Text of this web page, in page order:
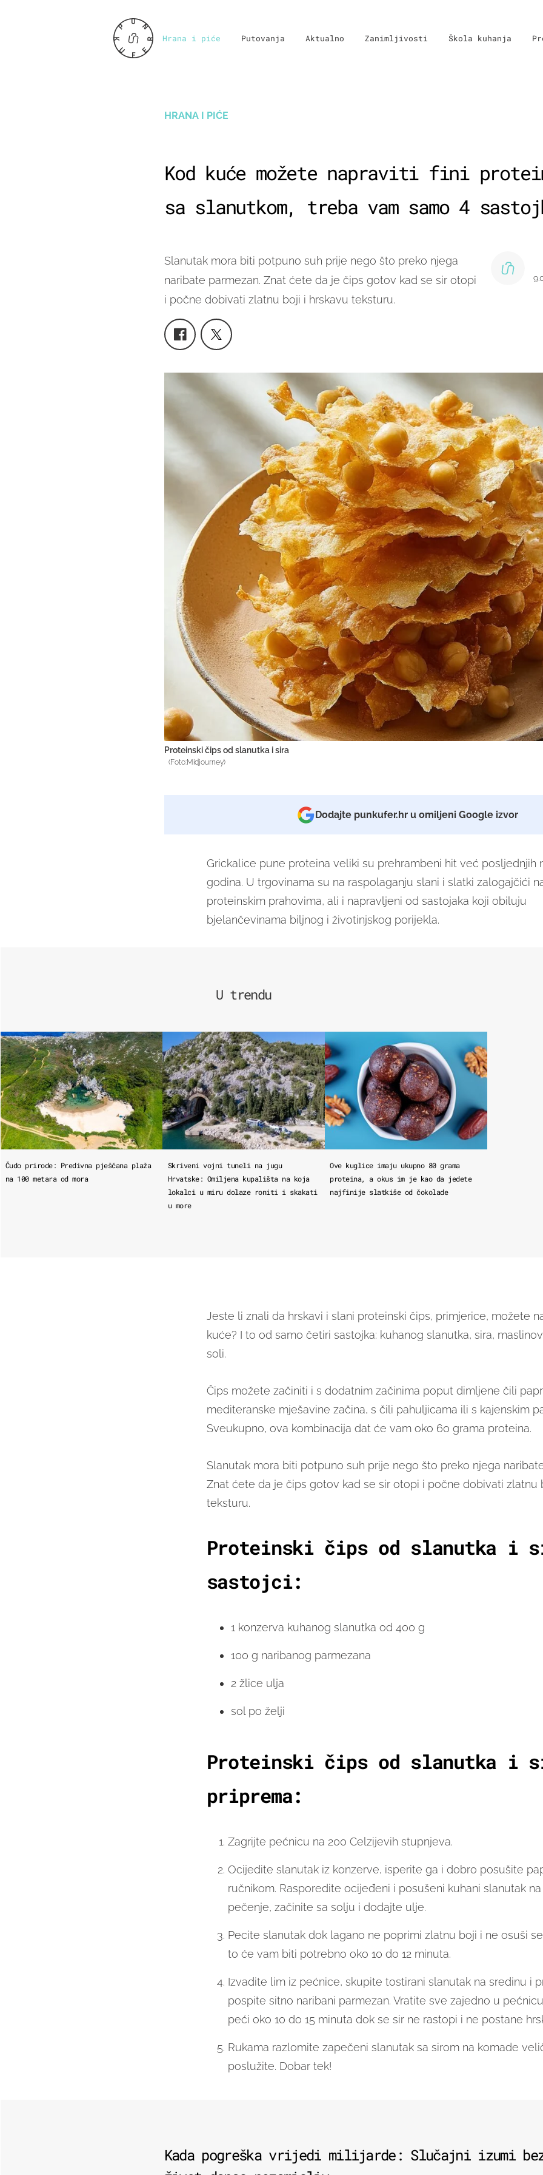
Hrana i piće Putovanja Aktualno Zanimljivosti Škola kuhanja
HRANA I PIĆE
Kod kuće možete napraviti fini
sa slanutkom, treba vam samo 4
Slanutak mora biti potpuno suh prije nego što preko njega
naribate parmezan. Znat ćete da je čips gotov kad se sir otopi
i počne dobivati zlatnu boji i hrskavu teksturu.
Proteinski čips od slanutka i sira
(Foto:Midjourney)
Dodajte punkufer.hr u omiljeni Google izvor
Grickalice pune proteina veliki su prehrambeni hit već posljednjih
godina. U trgovinama su na raspolaganju slani i slatki zalogajčići
proteinskim prahovima, ali i napravljeni od sastojaka koji obiluju
bjelančevinama biljnog i životinjskog porijekla.
U trendu
Čudo prirode: Predivna pješčana plaža
na 100 metara od mora
Skriveni vojni tuneli na jugu
Hrvatske: Omiljena kupališta na koja
lokalci u miru dolaze roniti i skakati
u more
Ove kuglice imaju ukupno 80 grama
proteina, a okus im je kao da jedete
najfinije slatkiše od čokolade
Jeste li znali da hrskavi i slani proteinski čips, primjerice, možete
kuće? I to od samo četiri sastojka: kuhanog slanutka, sira,
soli.
Čips možete začiniti i s dodatnim začinima poput dimljene čili
mediteranske mješavine začina, s čili pahuljicama ili s kajenskim
Sveukupno, ova kombinacija dat će vam oko 60 grama proteina.
Slanutak mora biti potpuno suh prije nego što preko njega
Znat ćete da je čips gotov kad se sir otopi i počne dobivati zlatnu
teksturu.
Proteinski čips od slanutka i
sastojci:
1 konzerva kuhanog slanutka od 400 g
100 g naribanog parmezana
2 žlice ulja
sol po želji
Proteinski čips od slanutka i
priprema:
Zagrijte pećnicu na 200 Celzijevih stupnjeva.
Ocijedite slanutak iz konzerve, isperite ga i dobro posušite
ručnikom. Rasporedite ocijeđeni i posušeni kuhani slanutak
pečenje, začinite sa solju i dodajte ulje.
Pecite slanutak dok lagano ne poprimi zlatnu boji i ne osuši
to će vam biti potrebno oko 10 do 12 minuta.
Izvadite lim iz pećnice, skupite tostirani slanutak na sredinu i
pospite sitno naribani parmezan. Vratite sve zajedno u
peći oko 10 do 15 minuta dok se sir ne rastopi i ne postane
Rukama razlomite zapečeni slanutak sa sirom na komade
poslužite. Dobar tek!
Kada pogreška vrijedi milijarde: Slučajni izumi